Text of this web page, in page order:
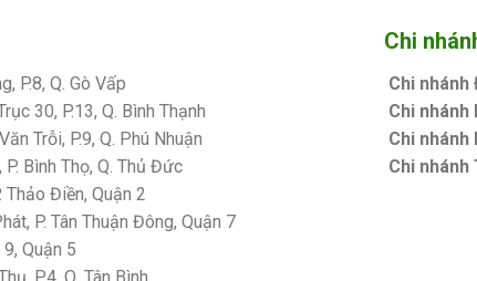
P.8, Q. Gò Vấp
30, P.13, Q. Bình Thạnh
Trỗi, P.9, Q. Phú Nhuận
Bình Thọ, Q. Thủ Đức
Điền, Quận 2
P. Tân Thuận Đông, Quận 7
Quận 5
P.4, Q. Tân Bình
Chi
Chi nhánh
Chi nhánh
Chi nhánh
Chi nhánh